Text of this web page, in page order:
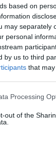
based on
may separately
personal
by us to third
that
Processing
out of the
észt
a
ki "a
az orosz
kiutasított
Az orosz